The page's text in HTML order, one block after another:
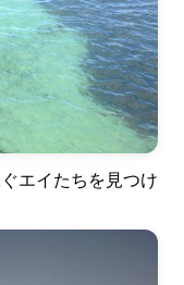
エイたちを見つけ